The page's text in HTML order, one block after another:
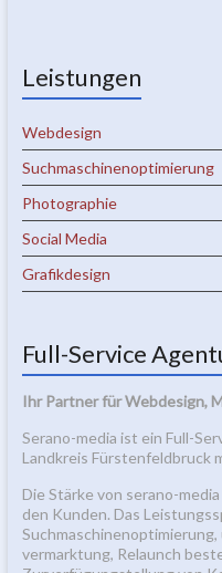
Leistungen
Webdesign
Suchmaschinenoptimierung
Photographie
Social Media
Grafikdesign
Full-Service
Ihr Partner für Webdesign,
Serano-media ist ein Full-
Landkreis Fürstenfeldbruck
Die Stärke von serano-
den Kunden. Das
vermarktung, Relaunch